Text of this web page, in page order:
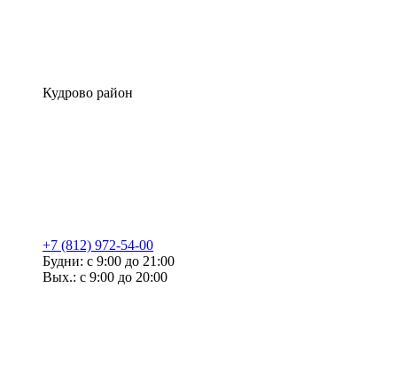
Кудрово район
+7 (812) 972-54-00
Будни: с 9:00 до 21:00
Вых.: с 9:00 до 20:00